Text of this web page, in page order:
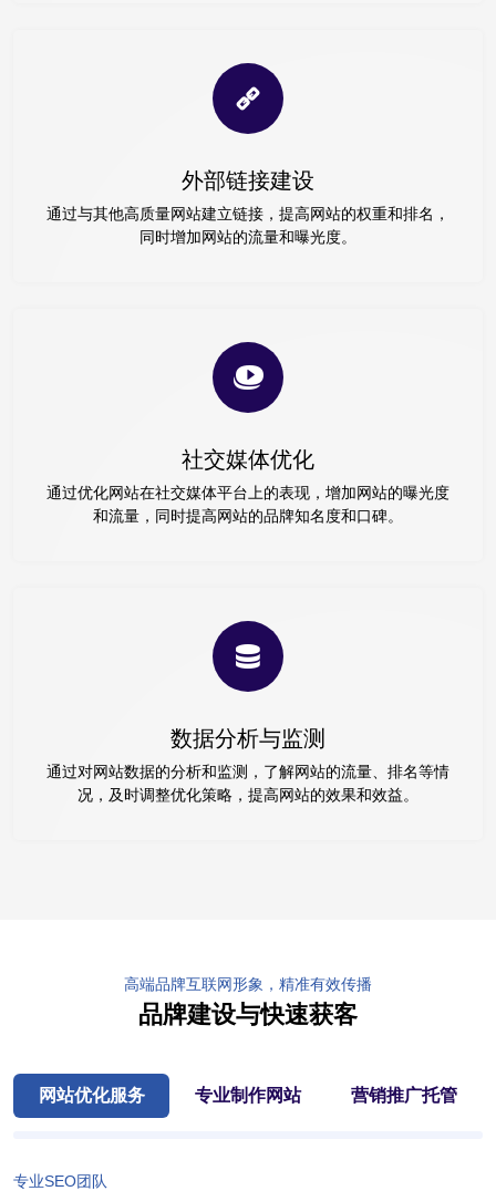
外部链接建设
通过与其他高质量网站建立链接，提高网站的权重和排名，
同时增加网站的流量和曝光度。
社交媒体优化
通过优化网站在社交媒体平台上的表现，增加网站的曝光度
和流量，同时提高网站的品牌知名度和口碑。
数据分析与监测
通过对网站数据的分析和监测，了解网站的流量、排名等情
况，及时调整优化策略，提高网站的效果和效益。
高端品牌互联网形象，精准有效传播
品牌建设与快速获客
网站优化服务 专业制作网站 营销推广托管
专业SEO团队